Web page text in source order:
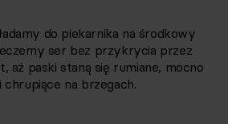
do piekarnika na środkowy
ser bez przykrycia przez
aż paski staną się rumiane, mocno
chrupiące na brzegach.